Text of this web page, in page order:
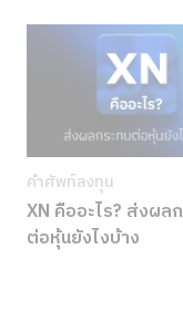
คำศัพท์ลงทุน
XN คืออะไร? ส่งผล
ต่อหุ้นยังไงบ้าง